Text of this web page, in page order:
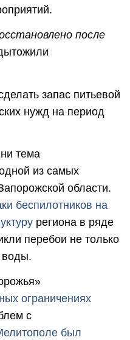
после
запас питьевой
нужд на период
тема
из самых
области.
беспилотников на
региона в ряде
перебои не только
воды.
ограничениях
с
был